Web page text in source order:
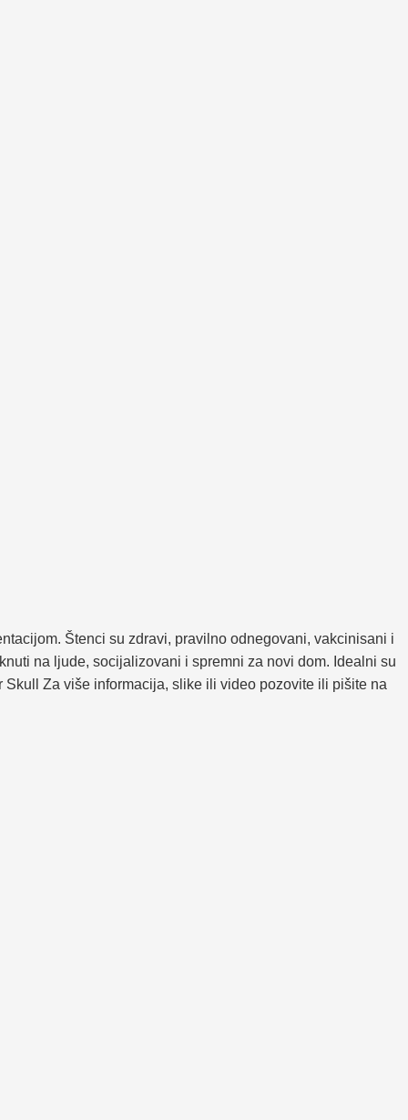
Štenci su zdravi, pravilno odnegovani, vakcinisani i
na ljude, socijalizovani i spremni za novi dom. Idealni su
Za više informacija, slike ili video pozovite ili pišite na